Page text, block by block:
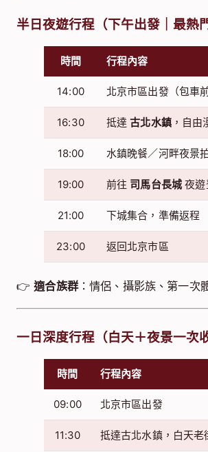
半日夜遊行程（下午出發｜最熱門
時間 行程內容
14:00 北京市區出發（包車前
16:30 抵達古北水鎮，自由
18:00 水鎮晚餐／河畔夜景
19:00 前往 司馬台長城夜遊
21:00 下城集合，準備返程
23:00 返回北京市區
👉適合族群：情侶、攝影族、第一次
一日深度行程（白天＋夜景一次
時間 行程內容
09:00 北京市區出發
11:30 抵達古北水鎮，白天老